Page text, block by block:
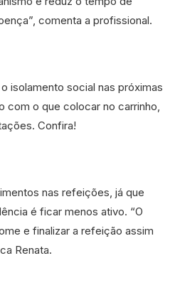
comenta a profissional.
isolamento social nas próximas
com o que colocar no carrinho,
Confira!
nas refeições, já que
é ficar menos ativo. “O
e finalizar a refeição assim
Renata.